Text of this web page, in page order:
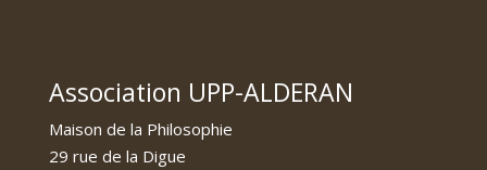
Association UPP-ALDERAN
Maison de la Philosophie
29 rue de la Digue